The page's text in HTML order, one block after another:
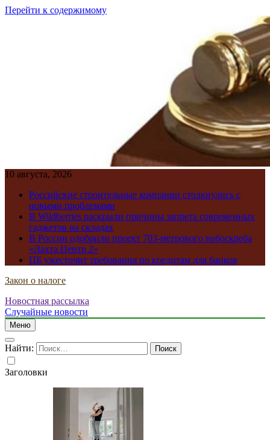
Перейти к содержимому
10 августа, 2026
Российские строительные компании столкнулись с
новыми проблемами
В Wildberries раскрыли причины запрета современных
гаджетов на складах
В России одобрили проект 703-метрового небоскреба
«Лахта Центр 2»
ЦБ ужесточит требования по кредитам для банков
Закон о налоге
Новостная рассылка
Случайные новости
Меню
Найти:
Заголовки